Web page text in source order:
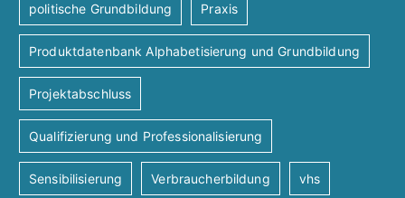
politische Grundbildung Praxis
Produktdatenbank Alphabetisierung und Grundbildung
Projektabschluss
Qualifizierung und Professionalisierung
Sensibilisierung Verbraucherbildung vhs